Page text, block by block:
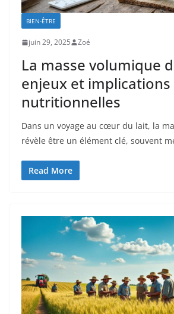
BIEN-ÊTRE
juin 29, 2025 Zoé
La masse volumique
enjeux et implications
nutritionnelles
Dans un voyage au cœur du lait, la
révèle être un élément clé, souvent
Read More